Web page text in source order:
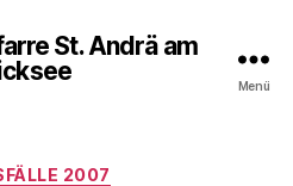
St. Andrä am
Menü
Kategorien
2007